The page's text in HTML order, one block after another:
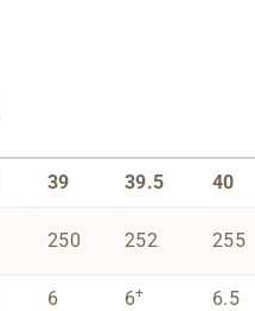
39 39.5 40
250 252 255
6 6+ 6.5